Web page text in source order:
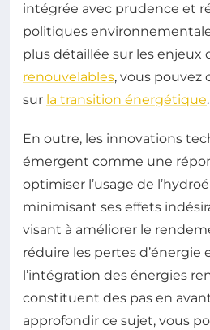
intégrée avec prudence et
politiques
plus détaillée sur les enjeux
renouvelables, vous pouvez
sur la transition énergétique.
En outre, les innovations
émergent comme une
optimiser l’usage de
minimisant ses effets
visant à améliorer le
réduire les pertes d’énergie
l’intégration des énergies
constituent des pas en
approfondir ce sujet, vous